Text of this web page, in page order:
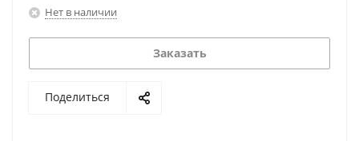
Нет в наличии
Заказать
Поделиться